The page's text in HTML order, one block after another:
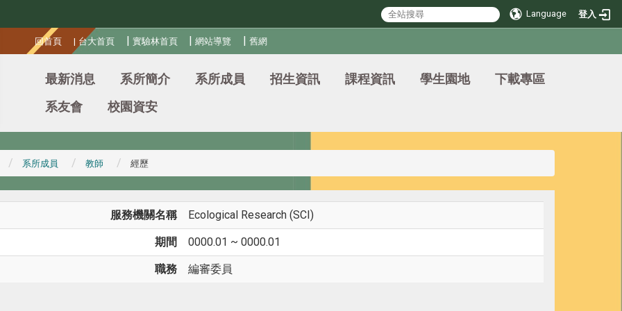
Language 登入
回首頁 | 台大首頁 | 實驗林首頁 |網站導覽 |舊網
最新消息 系所簡介 系所成員 招生資訊 課程資訊 學生園地
下載專區
系友會
校園資安
系所成員 教師 經歷
服務機關名稱 Ecological Research (SCI)
期間 0000.01 ~ 0000.01
職務 編審委員